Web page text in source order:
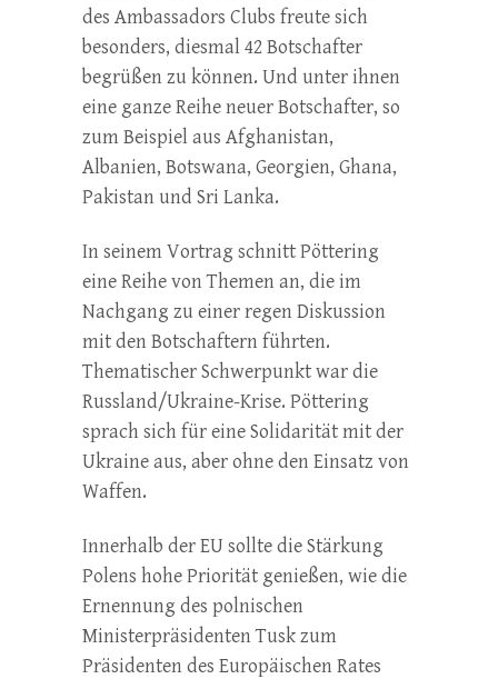
des Ambassadors Clubs freute sich
besonders, diesmal 42 Botschafter
begrüßen zu können. Und unter ihnen
eine ganze Reihe neuer Botschafter, so
zum Beispiel aus Afghanistan,
Albanien, Botswana, Georgien, Ghana,
Pakistan und Sri Lanka.
In seinem Vortrag schnitt Pöttering
eine Reihe von Themen an, die im
Nachgang zu einer regen Diskussion
mit den Botschaftern führten.
Thematischer Schwerpunkt war die
Russland/Ukraine-Krise. Pöttering
sprach sich für eine Solidarität mit der
Ukraine aus, aber ohne den Einsatz von
Waffen.
Innerhalb der EU sollte die Stärkung
Polens hohe Priorität genießen, wie die
Ernennung des polnischen
Ministerpräsidenten Tusk zum
Präsidenten des Europäischen Rates